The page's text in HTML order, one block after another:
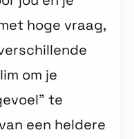
hoge vraag,
om je
te
een heldere